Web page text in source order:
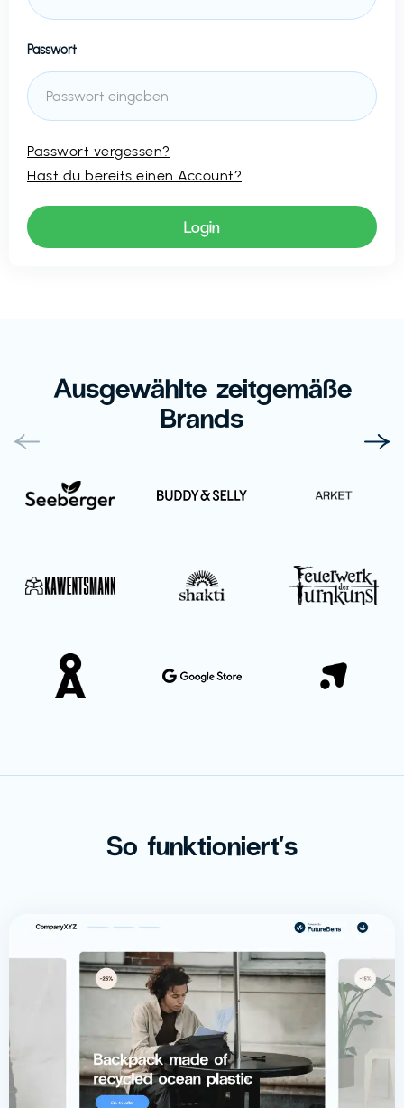
Passwort
Passwort vergessen?
Hast du bereits einen Account?
Ausgewählte zeitgemäße
Brands
So funktioniert's